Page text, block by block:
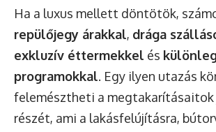
Ha a luxus mellett döntötök,
repülőjegy árakkal, drága
exkluzív éttermekkel és
programokkal. Egy ilyen utazás
felemésztheti a
részét, ami a lakásfelújításra,